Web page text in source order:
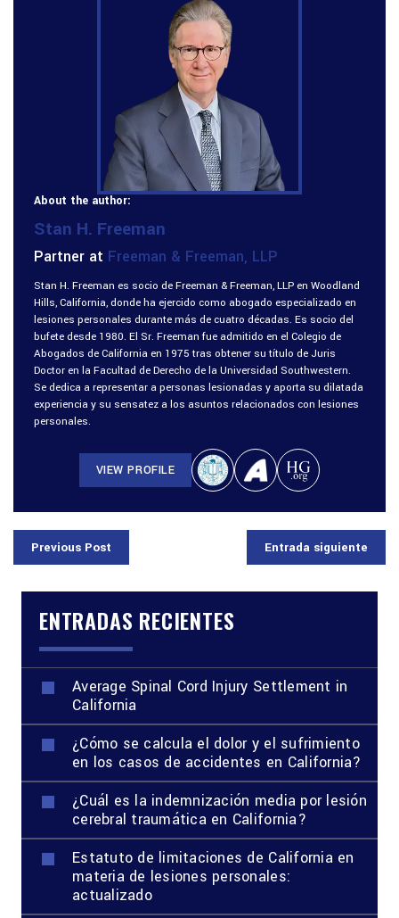
About the author:
Stan H. Freeman
Partner at Freeman & Freeman, LLP
Stan H. Freeman es socio de Freeman & Freeman, LLP en Woodland
Hills, California, donde ha ejercido como abogado especializado en
lesiones personales durante más de cuatro décadas. Es socio del
bufete desde 1980. El Sr. Freeman fue admitido en el Colegio de
Abogados de California en 1975 tras obtener su título de Juris
Doctor en la Facultad de Derecho de la Universidad Southwestern.
Se dedica a representar a personas lesionadas y aporta su dilatada
experiencia y su sensatez a los asuntos relacionados con lesiones
personales.
VIEW PROFILE
Previous Post Entrada siguiente
ENTRADAS RECIENTES
Average Spinal Cord Injury Settlement in
California
¿Cómo se calcula el dolor y el sufrimiento
en los casos de accidentes en California?
¿Cuál es la indemnización media por lesión
cerebral traumática en California?
Estatuto de limitaciones de California en
materia de lesiones personales:
actualizado